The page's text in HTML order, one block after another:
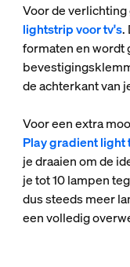
Voor de
lightstrip voor tv's.
formaten en wordt
de achterkant van
Voor een extra
Play gradient light
je draaien om de
je tot 10 lampen
dus steeds meer
een volledig